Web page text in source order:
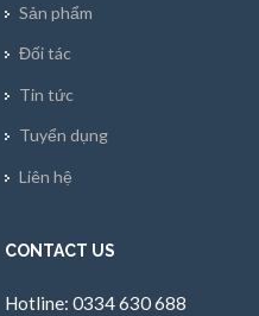
Sản phẩm
Đối tác
Tin tức
Tuyển dụng
Liên hệ
CONTACT US
Hotline: 0334 630 688